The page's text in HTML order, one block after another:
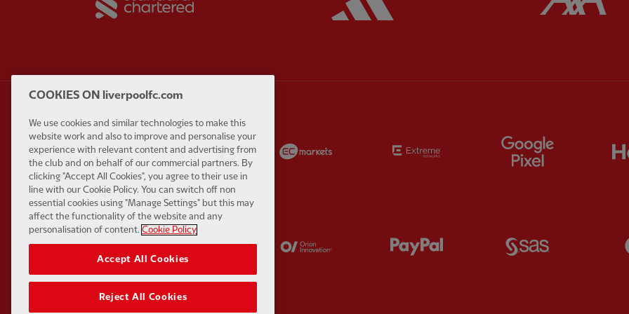
Partner:Carlsberg Partner: EA Sports Extreme Partner:
Partner:Kodansha Orion Partner: Paypal
COOKIES ON liverpoolfc.com
We use cookies and similar technologies to make this
website work and also to improve and personalise your
experience with relevant content and advertising from
the club and on behalf of our commercial partners. By
clicking "Accept All Cookies", you agree to their use in
line with our Cookie Policy. You can switch off non
essential cookies using "Manage Settings" but this may
affect the functionality of the website and any
personalisation of content. Cookie Policy
Accept All Cookies
Reject All Cookies